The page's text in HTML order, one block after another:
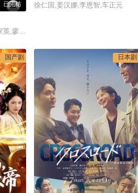
已完结 徐仁国,姜汉娜,李恩智,车正元
国产剧 日本剧